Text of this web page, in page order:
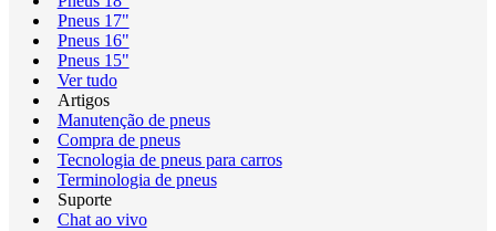
Pneus 17"
Pneus 16"
Pneus 15"
Ver tudo
Artigos
Manutenção de pneus
Compra de pneus
Tecnologia de pneus para carros
Terminologia de pneus
Suporte
Chat ao vivo